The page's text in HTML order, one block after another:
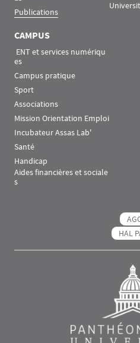
Publications
CAMPUS
es
Campus pratique
Sport
Associations
Mission Orientation Emploi
Incubateur Assas Lab'
Santé
Handicap
Aides financières et sociale
s
HAL